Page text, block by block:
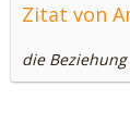
Zitat von
die